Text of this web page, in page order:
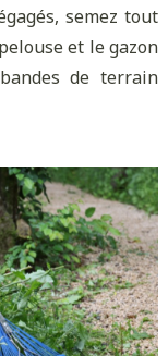
semez tout
et le gazon
de terrain